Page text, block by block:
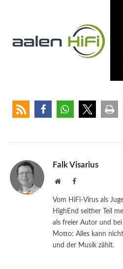
Falk Visarius
WebsiteFacebook
Vom HiFi-Virus als
HighEnd seither Teil
als freier Autor und
Motto: Alles kann
und der Musik zählt.